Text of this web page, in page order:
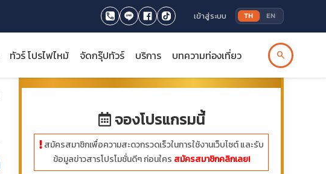
เข้าสู่ระบบ TH EN
ทัวร์ โปรไฟไหม้ จัดกรุ๊ปทัวร์ บริการ บทความท่องเที่ยว search
บาท
จองโปรแกรมนี้
สมัครสมาชิกเพื่อความสะดวกรวดเร็วในการใช้งานเว็บไซต์ และรับ
ข้อมูลข่าวสารโปรโมชั่นดีๆ ก่อนใคร สมัครสมาชิกคลิกเลย!